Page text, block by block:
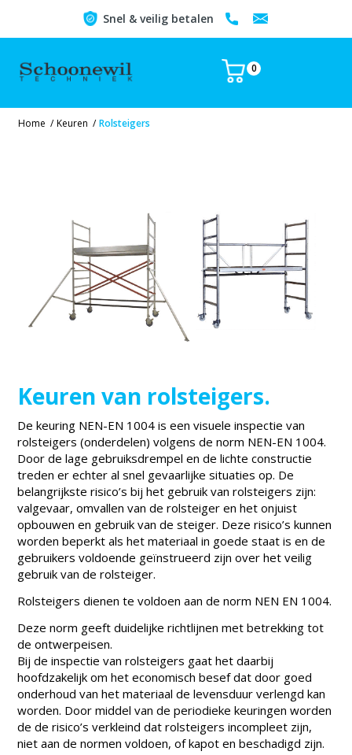
Snel & veilig betalen
0
Home / Keuren / Rolsteigers
Keuren van rolsteigers.
De keuring NEN-EN 1004 is een visuele inspectie van
rolsteigers (onderdelen) volgens de norm NEN-EN 1004.
Door de lage gebruiksdrempel en de lichte constructie
treden er echter al snel gevaarlijke situaties op. De
belangrijkste risico’s bij het gebruik van rolsteigers zijn:
valgevaar, omvallen van de rolsteiger en het onjuist
opbouwen en gebruik van de steiger. Deze risico’s kunnen
worden beperkt als het materiaal in goede staat is en de
gebruikers voldoende geïnstrueerd zijn over het veilig
gebruik van de rolsteiger.
Rolsteigers dienen te voldoen aan de norm NEN EN 1004.
Deze norm geeft duidelijke richtlijnen met betrekking tot
de ontwerpeisen.
Bij de inspectie van rolsteigers gaat het daarbij
hoofdzakelijk om het economisch besef dat door goed
onderhoud van het materiaal de levensduur verlengd kan
worden. Door middel van de periodieke keuringen worden
de de risico’s verkleind dat rolsteigers incompleet zijn,
niet aan de normen voldoen, of kapot en beschadigd zijn.